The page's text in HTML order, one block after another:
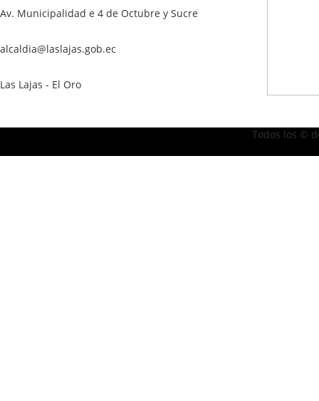
Av. Municipalidad e 4 de Octubre y Sucre
alcaldia@laslajas.gob.ec
Las Lajas - El Oro
Todos los ©